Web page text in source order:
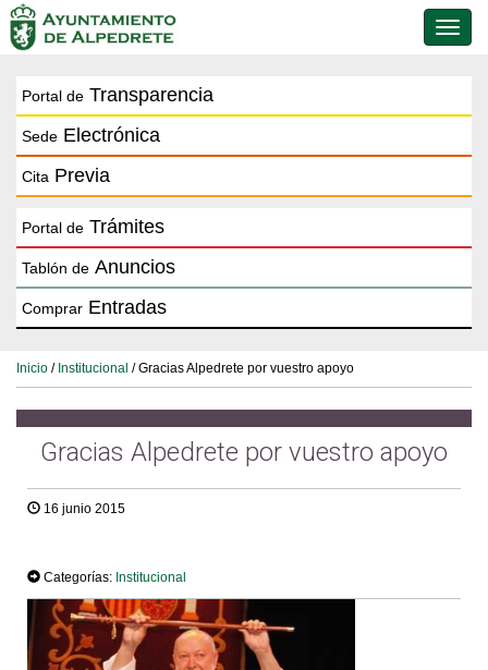
de
Portal de Transparencia
Sede Electrónica
Cita Previa
Portal de Trámites
Tablón de Anuncios
Comprar Entradas
Inicio / Institucional / Gracias Alpedrete por vuestro apoyo
Gracias Alpedrete por vuestro apoyo
16 junio 2015
Categorías: Institucional